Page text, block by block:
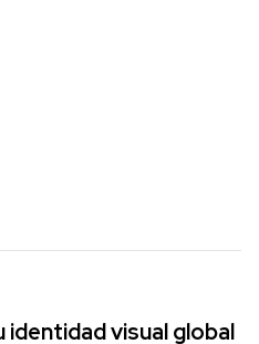
identidad visual global